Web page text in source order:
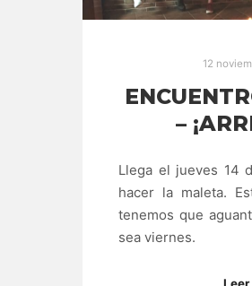
12
–
Llega el jueves 14
hacer la maleta.
tenemos que
sea viernes.